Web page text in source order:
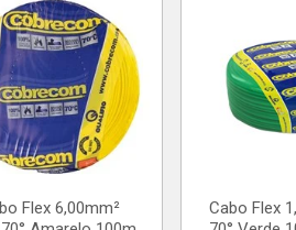
Flex 6,00mm²
Cabo Flex